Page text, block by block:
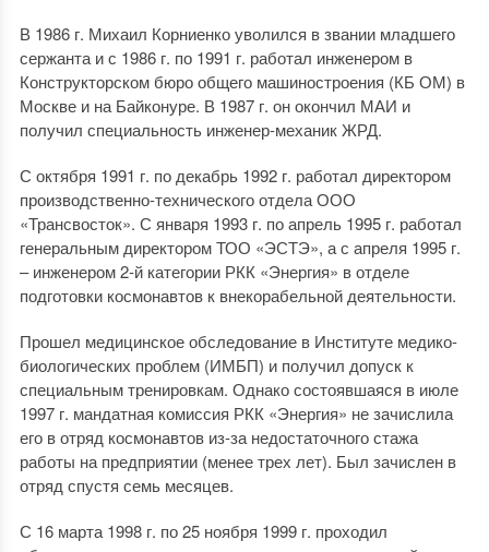
В 1986 г. Михаил Корниенко уволился в звании младшего
сержанта и с 1986 г. по 1991 г. работал инженером в
Конструкторском бюро общего машиностроения (КБ ОМ) в
Москве и на Байконуре. В 1987 г. он окончил МАИ и
получил специальность инженер-механик ЖРД.
С октября 1991 г. по декабрь 1992 г. работал директором
производственно-технического отдела ООО
«Трансвосток». С января 1993 г. по апрель 1995 г. работал
генеральным директором ТОО «ЭСТЭ», а с апреля 1995 г.
– инженером 2-й категории РКК «Энергия» в отделе
подготовки космонавтов к внекорабельной деятельности.
Прошел медицинское обследование в Институте медико-
биологических проблем (ИМБП) и получил допуск к
специальным тренировкам. Однако состоявшаяся в июле
1997 г. мандатная комиссия РКК «Энергия» не зачислила
его в отряд космонавтов из-за недостаточного стажа
работы на предприятии (менее трех лет). Был зачислен в
отряд спустя семь месяцев.
С 16 марта 1998 г. по 25 ноября 1999 г. проходил